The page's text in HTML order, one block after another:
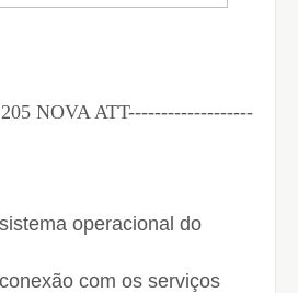
NOVA ATT-------------------
operacional do
com os serviços